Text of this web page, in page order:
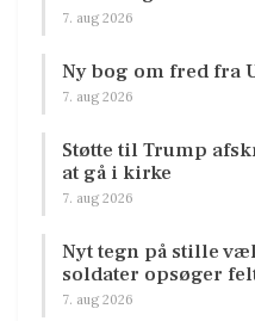
7. aug 2026
Ny bog om fred fra
7. aug 2026
Støtte til Trump
at gå i kirke
7. aug 2026
Nyt tegn på stille
soldater opsøger
7. aug 2026